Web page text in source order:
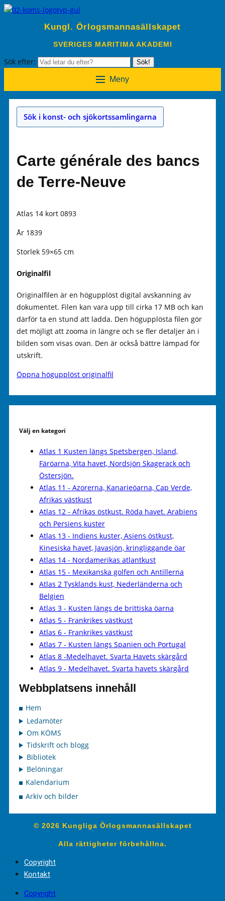
Kungl. Örlogsmannasällskapet
SVERIGES MARITIMA AKADEMI
Sök efter: Sök!
Meny
Sök i konst- och sjökortssamlingarna
Carte générale des bancs
de Terre-Neuve
Atlas 14 kort 0893
År 1839
Storlek 59×65 cm
Originalfil
Originalfilen är en högupplöst digital avskanning av
dokumentet. Filen kan vara upp till cirka 17 MB och kan
därför ta en stund att ladda. Den högupplösta filen gör
det möjligt att zooma in längre och se fler detaljer än i
bilden som visas ovan. Den är också bättre lämpad för
utskrift.
Öppna högupplöst originalfil
Välj en kategori
Atlas 1 Kusten längs Spetsbergen, Island,
Färöarna, Vita havet, Nordsjön Skagerack och
Östersjön.
Atlas 11 - Azorerna, Kanarieöarna, Cap Verde,
Afrikas västkust
Atlas 12 - Afrikas östkust. Röda havet. Arabiens
och Persiens kuster
Atlas 13 - Indiens kuster, Asiens östkust,
Kinesiska havet, Javasjön, kringliggande öar
Atlas 14 - Nordamerikas atlantkust
Atlas 15 - Mexikanska golfen och Antillerna
Atlas 2 Tysklands kust, Nederländerna och
Belgien
Atlas 3 - Kusten längs de brittiska öarna
Atlas 5 - Frankrikes västkust
Atlas 6 - Frankrikes västkust
Atlas 7 - Kusten längs Spanien och Portugal
Atlas 8 -Medelhavet. Svarta Havets skärgård
Atlas 9 - Medelhavet. Svarta havets skärgård
Webbplatsens innehåll
Hem
Ledamöter
Om KÖMS
Tidskrift och blogg
Bibliotek
Belöningar
Kalendarium
Arkiv och bilder
© 2026 Kungliga Örlogsmannasällskapet
Alla rättigheter förbehållna.
Copyright
Kontakt
Copyright